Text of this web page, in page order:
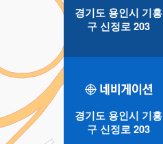
경기도 용인시 기흥
구 신정로 203
경기도 용인시 기흥
구 신정로 203